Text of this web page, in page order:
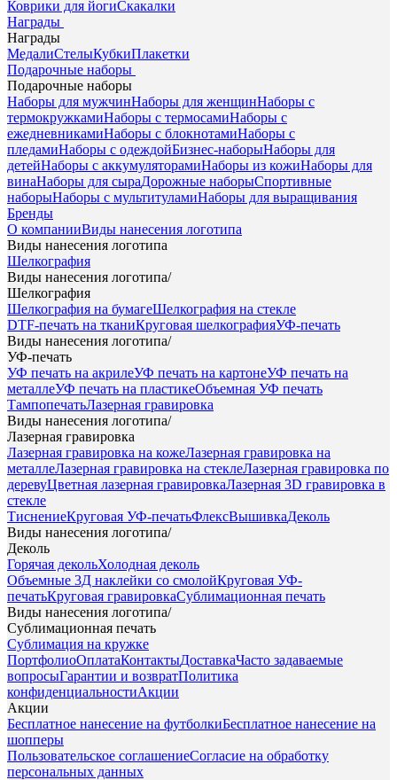
Коврики для йогиСкакалки
Награды
Награды
МедалиСтелыКубкиПлакетки
Подарочные наборы
Подарочные наборы
Наборы для мужчинНаборы для женщинНаборы с
термокружкамиНаборы с термосамиНаборы с
ежедневникамиНаборы с блокнотамиНаборы с
пледамиНаборы с одеждойБизнес-наборыНаборы для
детейНаборы с аккумуляторамиНаборы из кожиНаборы для
винаНаборы для сыраДорожные наборыСпортивные
наборыНаборы с мультитуламиНаборы для выращивания
Бренды
О компанииВиды нанесения логотипа
Виды нанесения логотипа
Шелкография
Виды нанесения логотипа/
Шелкография
Шелкография на бумагеШелкография на стекле
DTF-печать на тканиКруговая шелкографияУФ-печать
Виды нанесения логотипа/
УФ-печать
УФ печать на акрилеУФ печать на картонеУФ печать на
металлеУФ печать на пластикеОбъемная УФ печать
ТампопечатьЛазерная гравировка
Виды нанесения логотипа/
Лазерная гравировка
Лазерная гравировка на кожеЛазерная гравировка на
металлеЛазерная гравировка на стеклеЛазерная гравировка по
деревуЦветная лазерная гравировкаЛазерная 3D гравировка в
стекле
ТиснениеКруговая УФ-печатьФлексВышивкаДеколь
Виды нанесения логотипа/
Деколь
Горячая декольХолодная деколь
Объемные 3Д наклейки со смолойКруговая УФ-
печатьКруговая гравировкаСублимационная печать
Виды нанесения логотипа/
Сублимационная печать
Сублимация на кружке
ПортфолиоОплатаКонтактыДоставкаЧасто задаваемые
вопросыГарантии и возвратПолитика
конфиденциальностиАкции
Акции
Бесплатное нанесение на футболкиБесплатное нанесение на
шопперы
Пользовательское соглашениеСогласие на обработку
персональных данных